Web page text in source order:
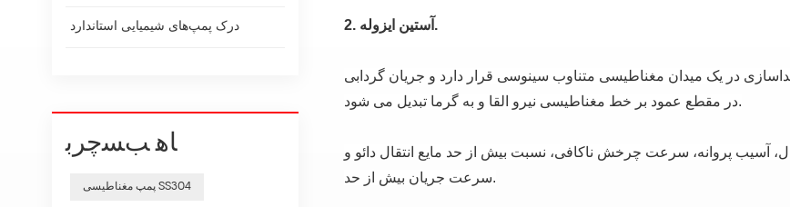
2. آستین ایزوله.
در یک میدان مغناطیسی متناوب سینوسی قرار دارد و جریان گردابی
در مقطع عمود بر خط مغناطیسی نیرو القا و به گرما تبدیل می شود.
آسیب پروانه، سرعت چرخش ناکافی، نسبت بیش از حد مایع انتقال دائو و
سرعت جریان بیش از حد.
درک پمپ‌های شیمیایی استاندارد
ﺎﻫ ﺐﺴﭼﺮﺑ
پمپ مغناطیسی SS304